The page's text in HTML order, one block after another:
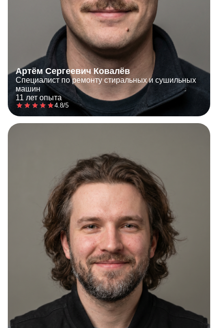
Артём Сергеевич Ковалёв
Специалист по ремонту стиральных и сушильных
машин
11 лет опыта
4.8/5